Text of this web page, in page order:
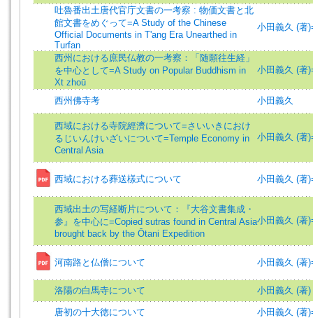
吐魯番出土唐代官庁文書の一考察 : 物価文書と北
館文書をめぐって=A Study of the Chinese
Official Documents in T'ang Era Unearthed in
Turfan
小田義久 (著
西州における庶民仏教の一考察：「随願往生経」
を中心として=A Study on Popular Buddhism in
Xt zhoū
小田義久 (著
西州佛寺考 小田義久
西域における寺院經濟について=さいいきにおけ
るじいんけいざいについて=Temple Economy in
Central Asia
小田義久 (著
西域における葬送樣式について 小田義久 (著
西域出土の写経断片について：『大谷文書集成・
参』を中心に=Copied sutras found in Central Asia
brought back by the Ōtani Expedition
小田義久 (著
河南路と仏僧について 小田義久 (著
洛陽の白馬寺について 小田義久 (著)
唐初の十大徳について 小田義久 (著